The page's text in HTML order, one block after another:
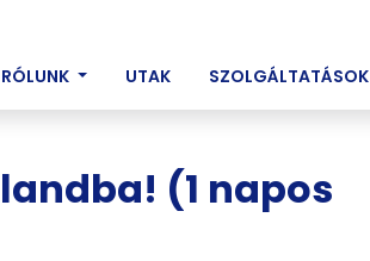
RÓLUNK UTAK SZOLGÁLTATÁSOK
(1 napos